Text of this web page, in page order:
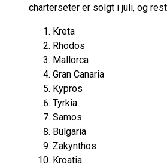
charterseter er solgt i juli, og
Kreta
Rhodos
Mallorca
Gran Canaria
Kypros
Tyrkia
Samos
Bulgaria
Zakynthos
Kroatia